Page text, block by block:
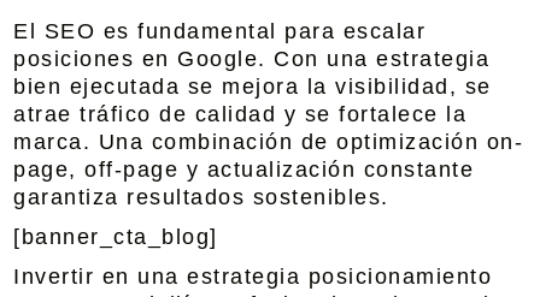
El SEO es fundamental para escalar
posiciones en Google. Con una estrategia
bien ejecutada se mejora la visibilidad, se
atrae tráfico de calidad y se fortalece la
marca. Una combinación de optimización on-
page, off-page y actualización constante
garantiza resultados sostenibles.
[banner_cta_blog]
Invertir en una estrategia posicionamiento